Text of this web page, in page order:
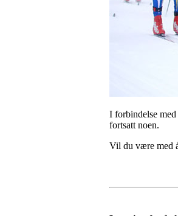
I forbindelse
fortsatt noen.
Vil du være med